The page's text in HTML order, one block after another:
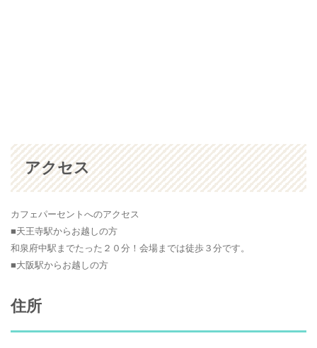
アクセス
カフェパーセントへのアクセス
■天王寺駅からお越しの方
和泉府中駅までたった２０分！会場までは徒歩３分です。
■大阪駅からお越しの方
住所